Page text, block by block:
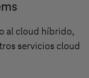
al cloud híbrido,
servicios cloud